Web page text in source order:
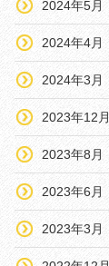
2024年5月
2024年4月
2024年3月
2023年12月
2023年8月
2023年6月
2023年3月